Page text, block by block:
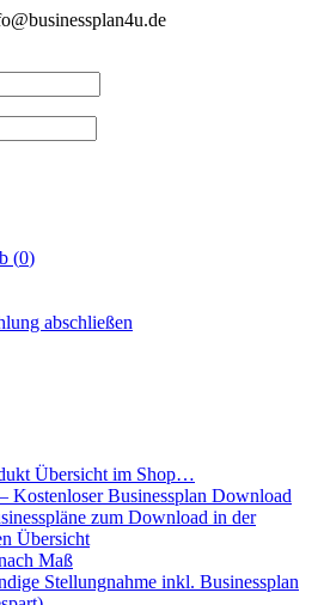
(0)
abschließen
Übersicht im Shop…
Kostenloser Businessplan Download
zum Download in der
Übersicht
Maß
Stellungnahme inkl. Businessplan